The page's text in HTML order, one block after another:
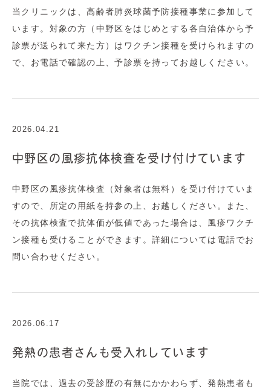
当クリニックは、高齢者肺炎球菌予防接種事業に参加して
います。対象の方（中野区をはじめとする各自治体から予
診票が送られて来た方）はワクチン接種を受けられますの
で、お電話で確認の上、予診票を持ってお越しください。
2026.04.21
中野区の風疹抗体検査を受け付けています
中野区の風疹抗体検査（対象者は無料）を受け付けていま
すので、所定の用紙を持参の上、お越しください。また、
その抗体検査で抗体価が低値であった場合は、風疹ワクチ
ン接種も受けることができます。詳細については電話でお
問い合わせください。
2026.06.17
発熱の患者さんも受入れしています
当院では、過去の受診歴の有無にかかわらず、発熱患者も